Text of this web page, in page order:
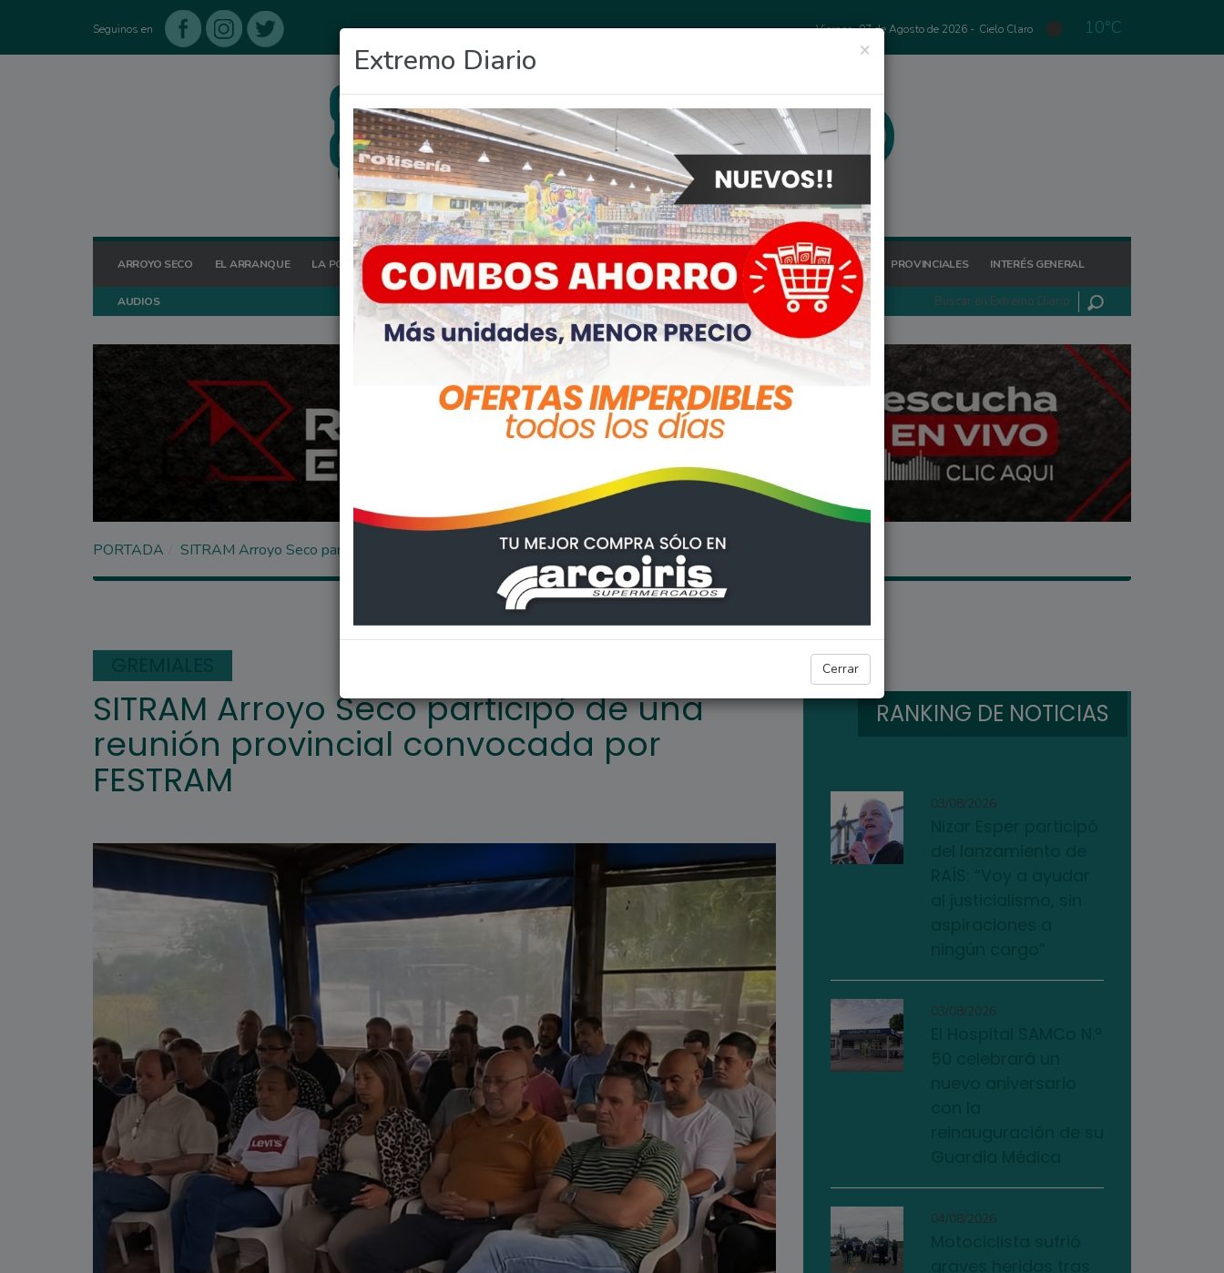
Seguinos en Viernes, 07 de Agosto de 2026 - Cielo Claro 10°C
ARROYO SECO EL ARRANQUE LA POSTA HOY OCIO DEPORTES FIGHIERA GENERAL LAGOS POLICIALES REGIONALES PROVINCIALES INTERÉS GENERAL
AUDIOS
×
Extremo Diario
Cerrar
PORTADA SITRAM Arroyo Seco participó de una reunión provincial convocada por FESTRAM
ARROYO SECO
SITRAM Arroyo Seco participó de una
reunión provincial convocada por
FESTRAM
RANKING DE NOTICIAS
03/08/2026
03/08/2026
04/08/2026